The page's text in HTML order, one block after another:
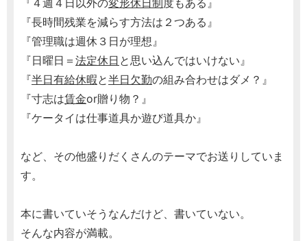
『４週４日以外の変形休日制度もある』
『長時間残業を減らす方法は２つある』
『管理職は週休３日が理想』
『日曜日＝ 法定休日 と思い込んではいけない』
『半日有給休暇と半日欠勤の組み合わせはダメ？』
『寸志は賃金or贈り物？』
『ケータイは仕事道具か遊び道具か』
など、その他盛りだくさんのテーマでお送りしていま
す。
本に書いていそうなんだけど、書いていない。
そんな内容が満載。